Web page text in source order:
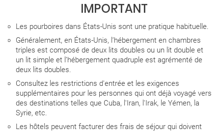
IMPORTANT
Les pourboires dans États-Unis sont une pratique habituelle.
Généralement, en États-Unis, l’hébergement en chambres
triples est composé de deux lits doubles ou un lit double et
un lit simple et l’hébergement quadruple est agrémenté de
deux lits doubles.
Consultez les restrictions d'entrée et les exigences
supplémentaires pour les personnes qui ont déjà voyagé vers
des destinations telles que Cuba, l'Iran, l'Irak, le Yémen, la
Syrie, etc.
Les hôtels peuvent facturer des frais de séjour qui doivent